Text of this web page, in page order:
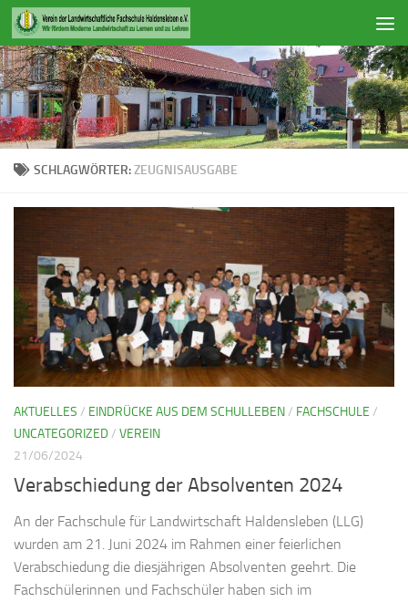
Zum Inhalt springen
SCHLAGWÖRTER:ZEUGNISAUSGABE
AKTUELLES / EINDRÜCKE AUS DEM SCHULLEBEN/ FACHSCHULE /
UNCATEGORIZED/ VEREIN
21/06/2024
Verabschiedung der Absolventen 2024
An der Fachschule für Landwirtschaft Haldensleben (LLG)
wurden am 21. Juni 2024 im Rahmen einer feierlichen
Verabschiedung die diesjährigen Absolventen geehrt. Die
Fachschülerinnen und Fachschüler haben sich im